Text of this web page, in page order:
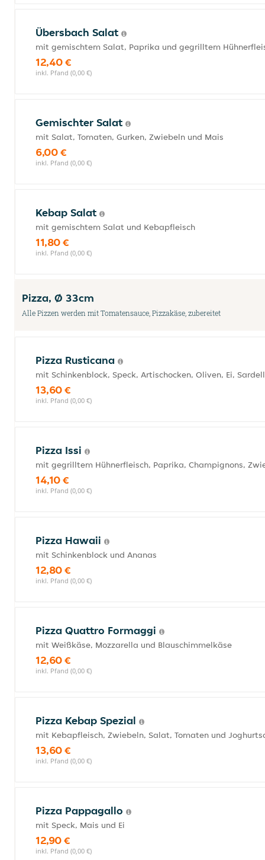
Übersbach Salat
mit gemischtem Salat, Paprika und gegrilltem
12,40 €
inkl. Pfand (0,00 €)
Gemischter Salat
mit Salat, Tomaten, Gurken, Zwiebeln und Mais
6,00 €
inkl. Pfand (0,00 €)
Kebap Salat
mit gemischtem Salat und Kebapfleisch
11,80 €
inkl. Pfand (0,00 €)
Pizza, Ø 33cm
Alle Pizzen werden mit Tomatensauce, Pizzakäse, zubereitet
Pizza Rusticana
mit Schinkenblock, Speck, Artischocken, Oliven, Ei,
13,60 €
inkl. Pfand (0,00 €)
Pizza Issi
mit gegrilltem Hühnerfleisch, Paprika, Champignons,
14,10 €
inkl. Pfand (0,00 €)
Pizza Hawaii
mit Schinkenblock und Ananas
12,80 €
inkl. Pfand (0,00 €)
Pizza Quattro Formaggi
mit Weißkäse, Mozzarella und Blauschimmelkäse
12,60 €
inkl. Pfand (0,00 €)
Pizza Kebap Spezial
mit Kebapfleisch, Zwiebeln, Salat, Tomaten und
13,60 €
inkl. Pfand (0,00 €)
Pizza Pappagallo
mit Speck, Mais und Ei
12,90 €
inkl. Pfand (0,00 €)